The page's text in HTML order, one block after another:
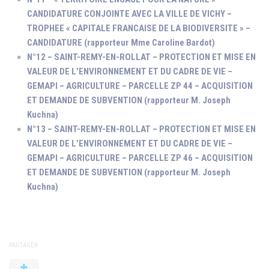
CANDIDATURE CONJOINTE AVEC LA VILLE DE VICHY –
TROPHEE « CAPITALE FRANCAISE DE LA BIODIVERSITE » –
CANDIDATURE (rapporteur Mme Caroline Bardot)
N°12 – SAINT-REMY-EN-ROLLAT – PROTECTION ET MISE EN
VALEUR DE L’ENVIRONNEMENT ET DU CADRE DE VIE –
GEMAPI – AGRICULTURE – PARCELLE ZP 44 – ACQUISITION
ET DEMANDE DE SUBVENTION (rapporteur M. Joseph
Kuchna)
N°13 – SAINT-REMY-EN-ROLLAT – PROTECTION ET MISE EN
VALEUR DE L’ENVIRONNEMENT ET DU CADRE DE VIE –
GEMAPI – AGRICULTURE – PARCELLE ZP 46 – ACQUISITION
ET DEMANDE DE SUBVENTION (rapporteur M. Joseph
Kuchna)
PARTAGER